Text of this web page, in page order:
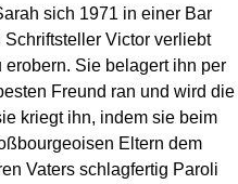
sich 1971 in einer Bar
Victor verliebt
Sie belagert ihn per
Freund ran und wird die
kriegt ihn, indem sie beim
Eltern dem
Vaters schlagfertig Paroli